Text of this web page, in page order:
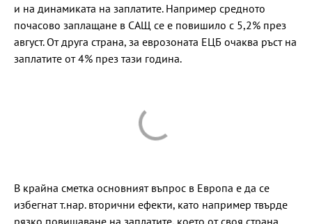
и на динамиката на заплатите. Например средното
почасово заплащане в САЩ се е повишило с 5,2% през
август. От друга страна, за еврозоната ЕЦБ очаква ръст на
заплатите от 4% през тази година.
В крайна сметка основният въпрос в Европа е да се
избегнат т.нар. вторични ефекти, като например твърде
рязко повишаване на заплатите, което от своя страна